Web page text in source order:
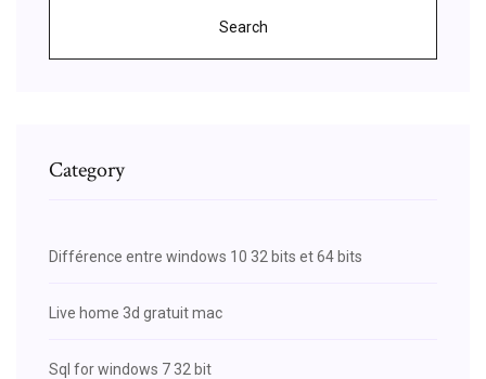
Search
Category
Différence entre windows 10 32 bits et 64 bits
Live home 3d gratuit mac
Sql for windows 7 32 bit